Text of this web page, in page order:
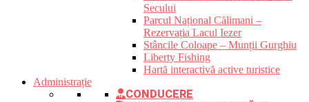
Secului
Parcul Național Călimani –
Rezervația Lacul Iezer
Stâncile Coloape – Munții Gurghiu
Liberty Fishing
Hartă interactivă active turistice
Administrație
CONDUCERE